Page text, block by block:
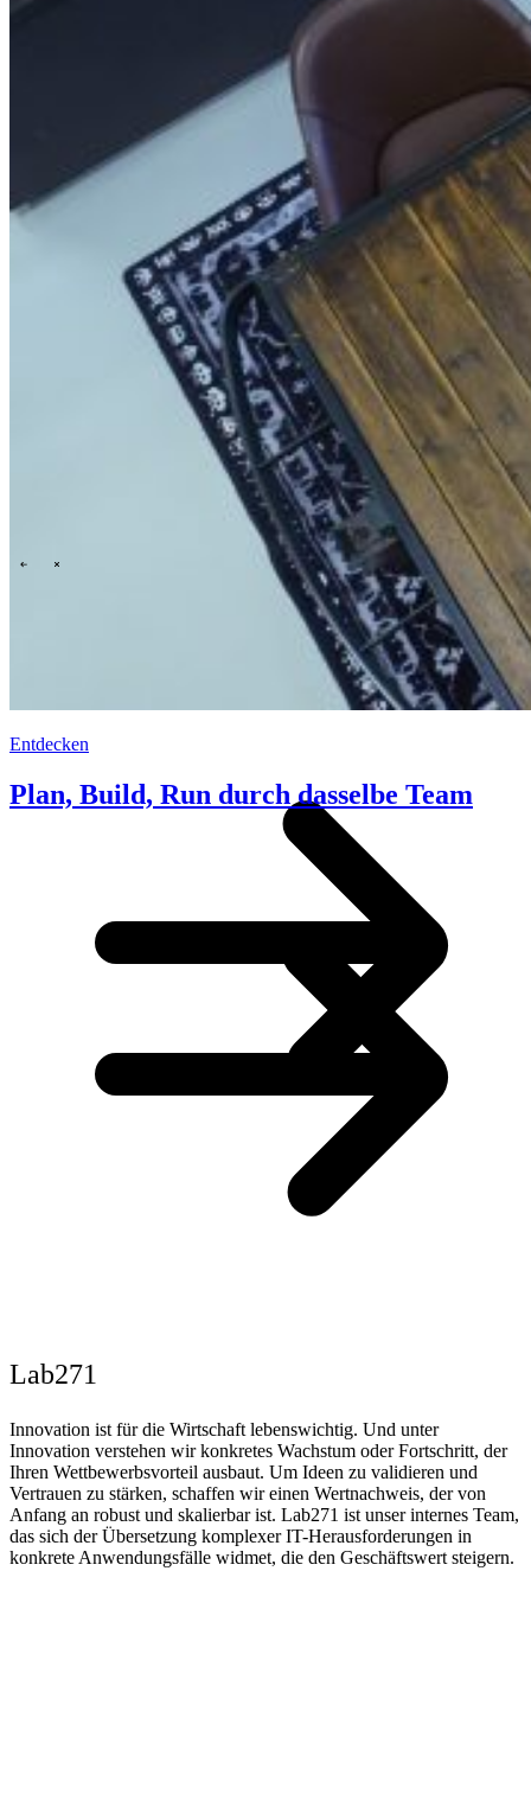
Unterstützung Was wir Ihnen bieten
Wie wir einstellenEin Tag im Leben
Entdecken
Plan, Build, Run durch dasselbe Team
Lab271
Innovation ist für die Wirtschaft lebenswichtig. Und unter
Innovation verstehen wir konkretes Wachstum oder Fortschritt, der
Ihren Wettbewerbsvorteil ausbaut. Um Ideen zu validieren und
Vertrauen zu stärken, schaffen wir einen Wertnachweis, der von
Anfang an robust und skalierbar ist. Lab271 ist unser internes Team,
das sich der Übersetzung komplexer IT-Herausforderungen in
konkrete Anwendungsfälle widmet, die den Geschäftswert steigern.